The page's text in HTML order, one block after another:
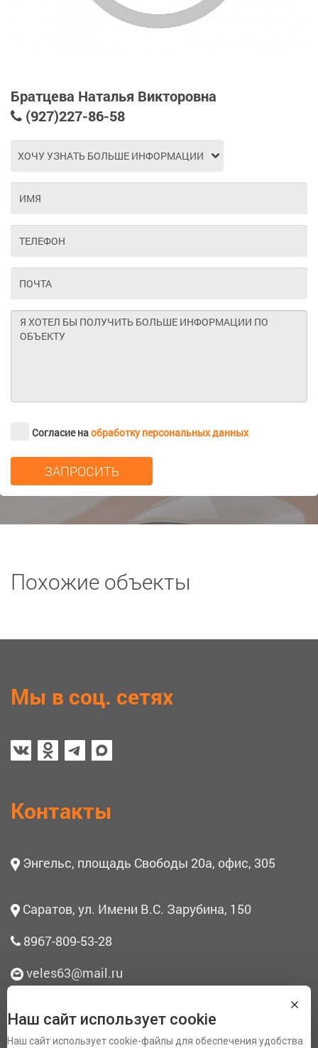
Братцева Наталья Викторовна
(927)227-86-58
Согласие наобработку персональных данных
Похожие объекты
Мы в соц. сетях
Контакты
Энгельс, площадь Свободы 20а, офис, 305
Саратов, ул. Имени В.С. Зарубина, 150
8967-809-53-28
veles63@mail.ru
О нас
Наш сайт использует cookie
Наш сайт использует cookie-файлы для обеспечения удобства